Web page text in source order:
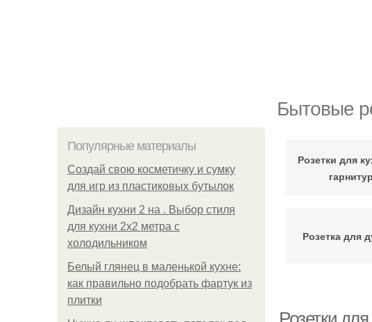
Бытовые
Популярные материалы
Создай свою косметичку и сумку
для игр из пластиковых бутылок
Дизайн кухни 2 на . Выбор стиля
для кухни 2х2 метра с
холодильником
Белый глянец в маленькой кухне:
как правильно подобрать фартук из
плитки
Розетки для
Розетка для